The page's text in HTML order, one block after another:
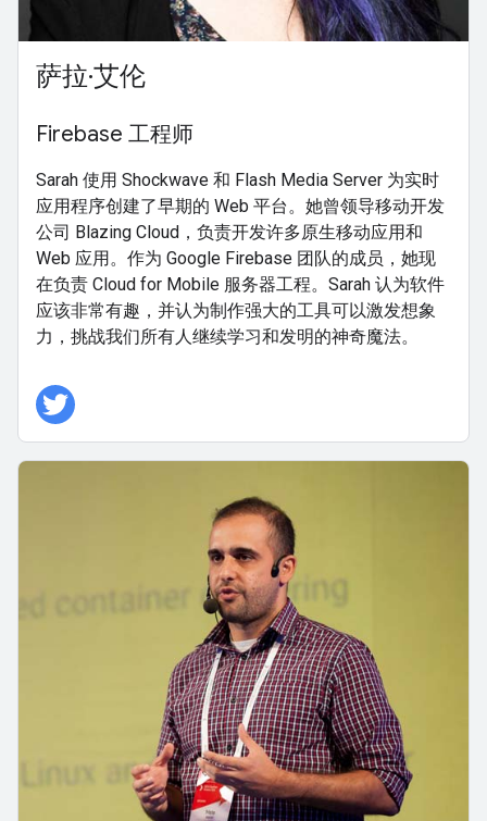
萨拉·艾伦
Firebase 工程师
Sarah 使用 Shockwave 和 Flash Media Server 为实时
应用程序创建了早期的 Web 平台。她曾领导移动开发
公司 Blazing Cloud，负责开发许多原生移动应用和
Web 应用。作为 Google Firebase 团队的成员，她现
在负责 Cloud for Mobile 服务器工程。Sarah 认为软件
应该非常有趣，并认为制作强大的工具可以激发想象
力，挑战我们所有人继续学习和发明的神奇魔法。